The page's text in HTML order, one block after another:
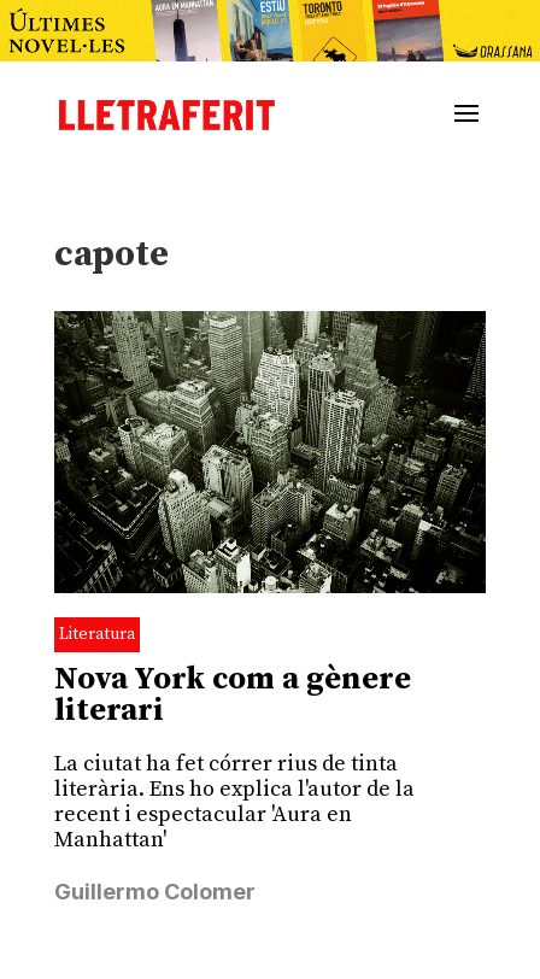
capote
Literatura
Nova York com a gènere
literari
La ciutat ha fet córrer rius de tinta
literària. Ens ho explica l'autor de la
recent i espectacular 'Aura en
Manhattan'
Guillermo Colomer